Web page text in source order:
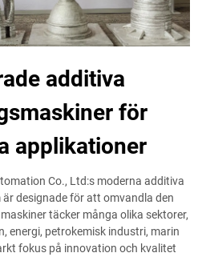
additiva
för
applikationer
Co., Ltd:s moderna additiva
designade för att omvandla den
täcker många olika sektorer,
energi, petrokemisk industri, marin
fokus på innovation och kvalitet